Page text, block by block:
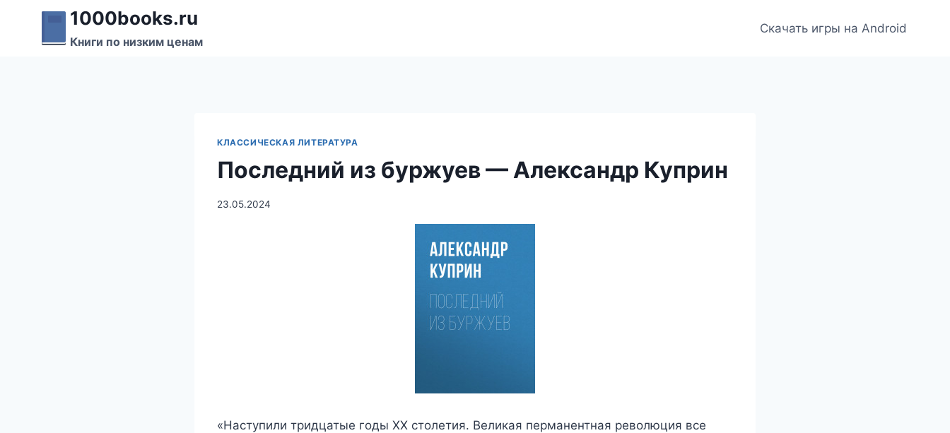
Перейти
содержимому
1000books.ru
Книги по низким ценам
Скачать игры на Android
КЛАССИЧЕСКАЯ ЛИТЕРАТУРА
Последний из буржуев — Александр Куприн
23.05.2024
«Наступили тридцатые годы XX столетия. Великая перманентная революция все